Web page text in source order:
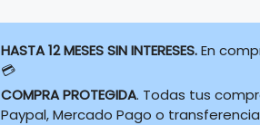
HASTA 12 MESES SIN INTERESES.En
💳
COMPRA PROTEGIDA. Todas tus
Paypal, Mercado Pago o